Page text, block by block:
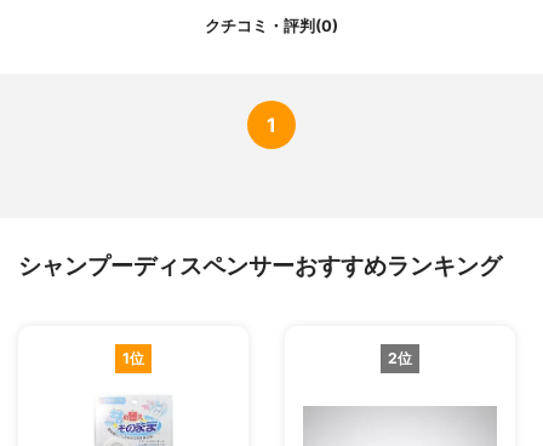
クチコミ・評判(0)
1
シャンプーディスペンサーおすすめランキング
1位 2位